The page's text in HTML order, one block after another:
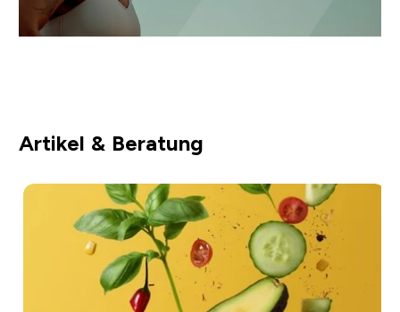
Artikel & Beratung